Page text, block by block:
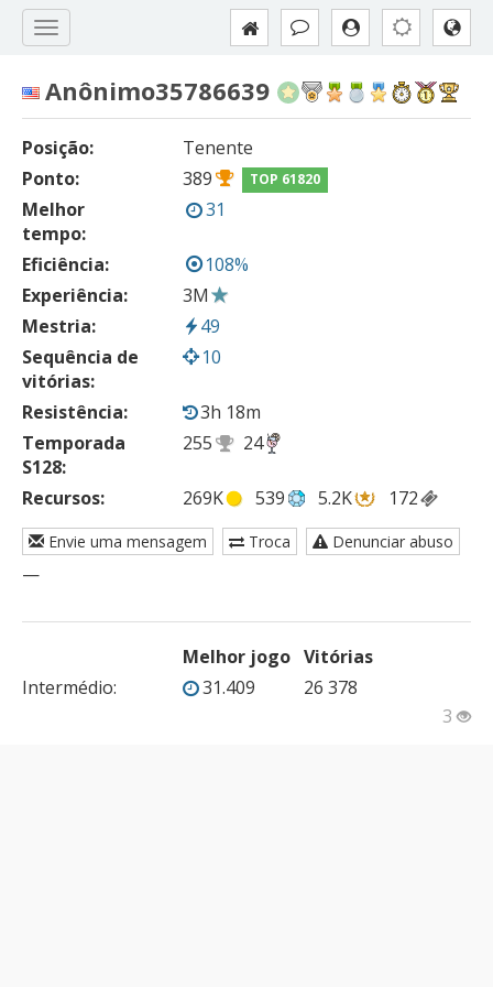
Anônimo35786639
Posição:
Tenente
Ponto:
389 TOP 61820
Melhor
tempo:
31
Eficiência:
108%
Experiência:
3M
Mestria:
49
Sequência de
vitórias:
10
Resistência:
3h 18m
Temporada
S128:
255 24
Recursos: 269K 539 5.2K 172
Envie uma mensagem Troca Denunciar abuso
—
Melhor jogo Vitórias
Intermédio: 31.409
26 378
3